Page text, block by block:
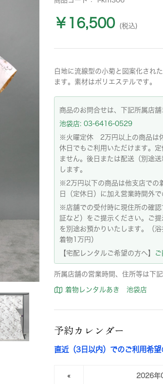
￥16,500 (税込)
白地に流線型の小菊と図案化され
ます。素材はポリエステルです。
商品のお問合せは、下記所属店舗
池袋店: 03-6416-0529
※火曜定休 2万円以上の商品は
休日でもご利用いただけます。
ません。後日または配送（別途
します。
※2万円以下の商品は他支店での
日（定休日）に加え営業時間外
※店舗での受付時に現住所の確
証など）をご提示ください。ご
を別途お預かりいたします。（
着物1万円）
【宅配レンタルご希望の方へ】
所属店舗の営業時間、住所等は下
着物レンタルあき 池袋店
予約カレンダー
直近（3日以内）でのご利用希望
« 2026年